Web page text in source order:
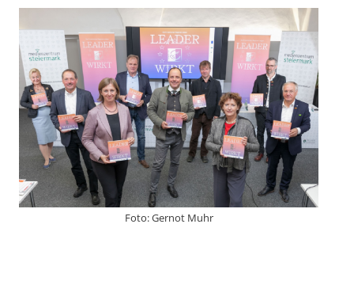
Foto: Gernot Muhr